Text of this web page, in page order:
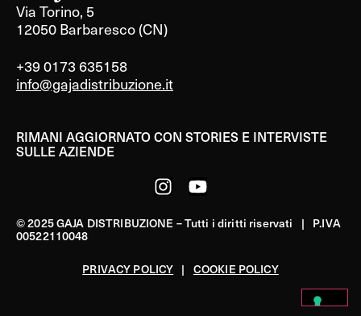
Via Torino, 5
12050 Barbaresco (CN)
+39 0173 635158
info@gajadistribuzione.it
RIMANI AGGIORNATO CON STORIES E INTERVISTE
SULLE AZIENDE
© 2025 GAJA DISTRIBUZIONE – Tutti i diritti riservati | P.IVA
00522110048
PRIVACY POLICY | COOKIE POLICY